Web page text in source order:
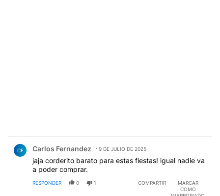
CF Carlos Fernandez 9 DE JULIO DE 2025
jaja corderito barato para estas fiestas! igual nadie va
a poder comprar.
RESPONDER 0 1 COMPARTIR
MARCAR
COMO